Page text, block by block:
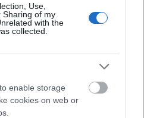
Use,
Sharing of my
with the
collected.
enable storage
cookies on web or
.
πράγματα και να
τις επιθυμίες σας
δεν είναι
τη συνέχεια